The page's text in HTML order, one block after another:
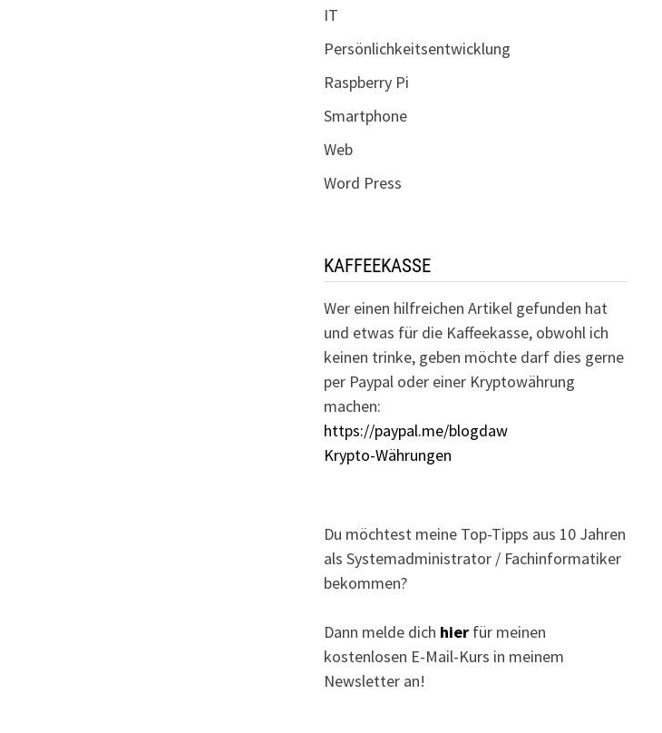
IT
Persönlichkeitsentwicklung
Raspberry Pi
Smartphone
Web
Word Press
KAFFEEKASSE
Wer einen hilfreichen Artikel gefunden hat
und etwas für die Kaffeekasse, obwohl ich
keinen trinke, geben möchte darf dies gerne
per Paypal oder einer Kryptowährung
machen:
https://paypal.me/blogdaw
Krypto-Währungen
Du möchtest meine Top-Tipps aus 10 Jahren
als Systemadministrator / Fachinformatiker
bekommen?
Dann melde dich hierfür meinen
kostenlosen E-Mail-Kurs in meinem
Newsletter an!